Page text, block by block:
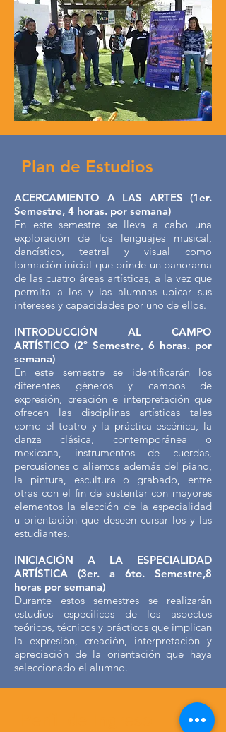
Plan de Estudios
ACERCAMIENTO A LAS ARTES (1er.
Semestre, 4 horas. por semana)
En este semestre se lleva a cabo una
exploración de los lenguajes musical,
dancístico, teatral y visual como
formación inicial que brinde un panorama
de las cuatro áreas artísticas, a la vez que
permita a los y las alumnas ubicar sus
intereses y capacidades por uno de ellos.
INTRODUCCIÓN AL CAMPO
ARTÍSTICO (2º Semestre, 6 horas. por
semana)
En este semestre se identificarán los
diferentes géneros y campos de
expresión, creación e interpretación que
ofrecen las disciplinas artísticas tales
como el teatro y la práctica escénica, la
danza clásica, contemporánea o
mexicana, instrumentos de cuerdas,
percusiones o alientos además del piano,
la pintura, escultura o grabado, entre
otras con el fin de sustentar con mayores
elementos la elección de la especialidad
u orientación que deseen cursar los y las
estudiantes.
INICIACIÓN A LA ESPECIALIDAD
ARTÍSTICA (3er. a 6to. Semestre,8
horas por semana)
Durante estos semestres se realizarán
estudios específicos de los aspectos
teóricos, técnicos y prácticos que implican
la expresión, creación, interpretación y
apreciación de la orientación que haya
seleccionado el alumno.